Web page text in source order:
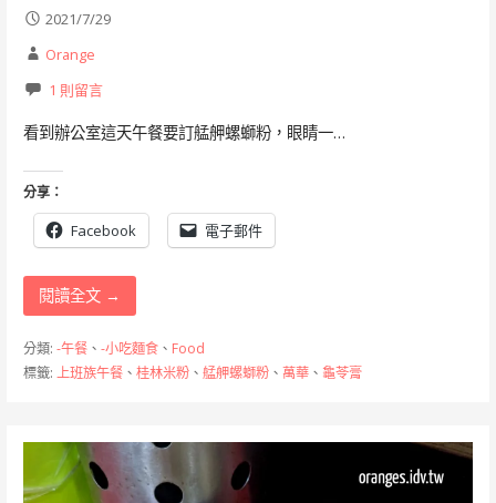
2021/7/29
Orange
1 則留言
看到辦公室這天午餐要訂艋舺螺螄粉，眼睛一…
分享：
Facebook 電子郵件
閱讀全文 →
分類: -午餐、 -小吃麵食、 Food
標籤: 上班族午餐、 桂林米粉、 艋舺螺螄粉、 萬華、 龜苓膏